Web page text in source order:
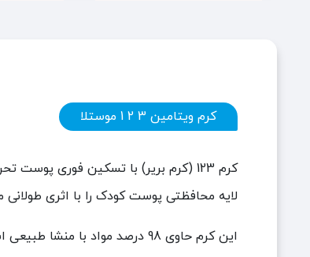
کرم ویتامین 3 2 1 موستلا
کرم 123 (کرم بریر) با تسکین فوری
لایه محافظتی پوست کودک را با اثری
این کرم حاوی 98 درصد مواد با منشا طبیعی است و از مجموعه مواد فعال طبیعی ثبت‌شده تهیه شده است.